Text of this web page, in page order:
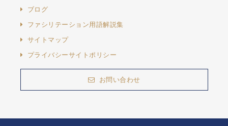
ブログ
ファシリテーション用語解説集
サイトマップ
プライバシーサイトポリシー
お問い合わせ